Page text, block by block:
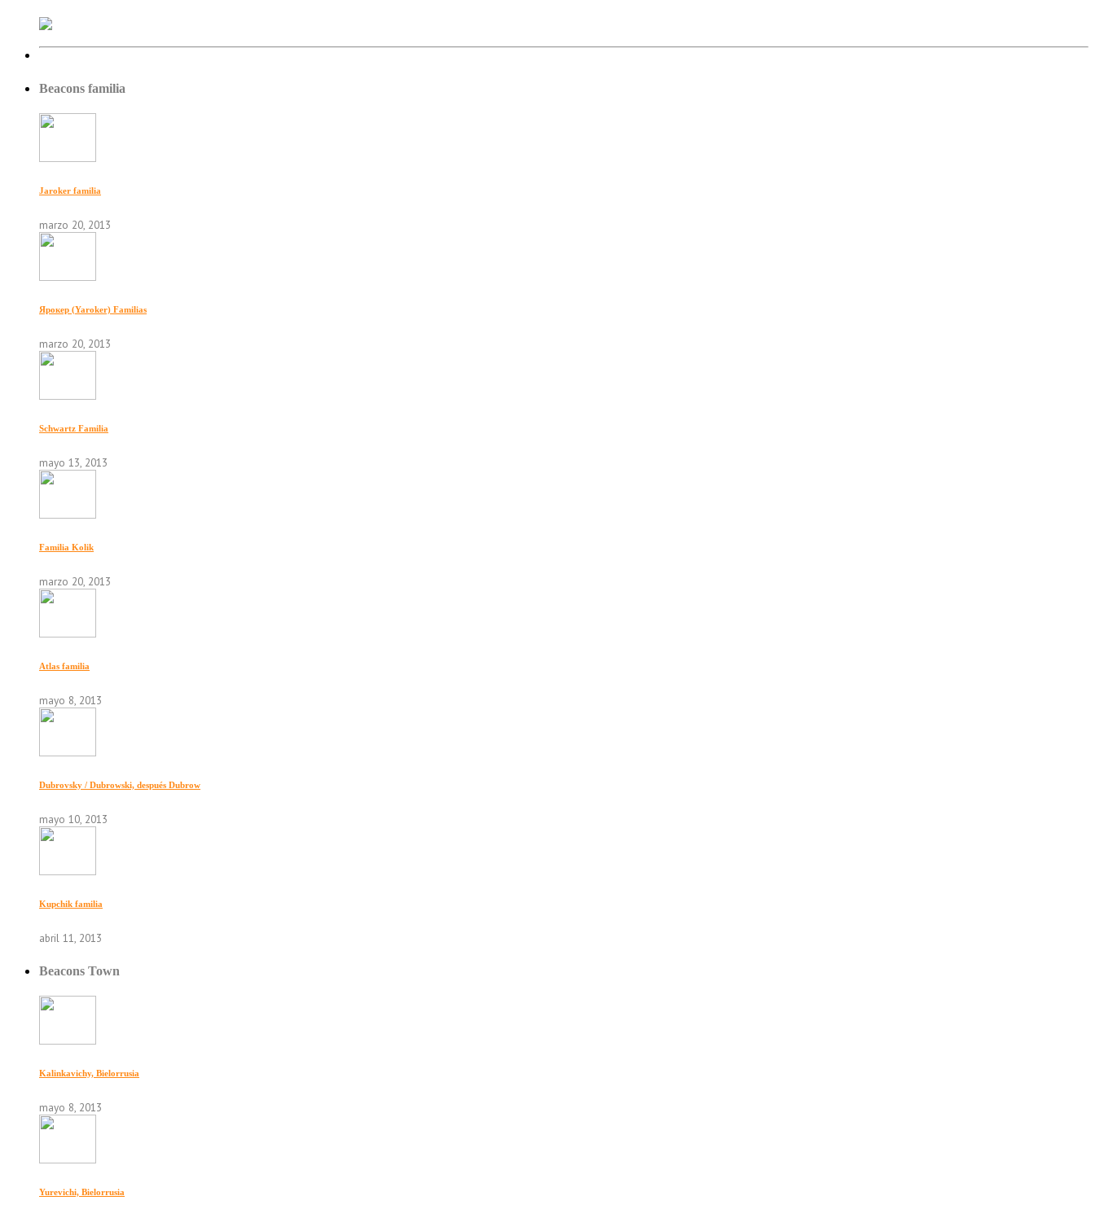
Beacons familia
Jaroker familia
marzo 20, 2013
Ярокер (Yaroker) Familias
marzo 20, 2013
Schwartz Familia
mayo 13, 2013
Familia Kolik
marzo 20, 2013
Atlas familia
mayo 8, 2013
Dubrovsky / Dubrowski, después Dubrow
mayo 10, 2013
Kupchik familia
abril 11, 2013
Beacons Town
Kalinkavichy, Bielorrusia
mayo 8, 2013
Yurevichi, Bielorrusia